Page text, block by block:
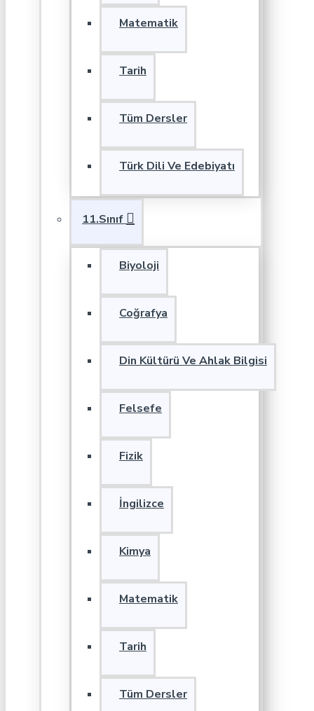
Matematik
Tarih
Tüm Dersler
Türk Dili Ve Edebiyatı
11.Sınıf
Biyoloji
Coğrafya
Din Kültürü Ve Ahlak Bilgisi
Felsefe
Fizik
İngilizce
Kimya
Matematik
Tarih
Tüm Dersler